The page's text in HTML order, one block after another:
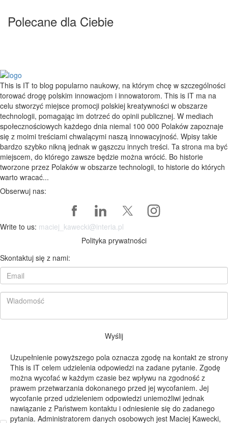
Polecane dla Ciebie
This is IT to blog popularno naukowy, na którym chcę w szczególności
torować drogę polskim innowacjom i innowatorom. This is IT ma na
celu stworzyć miejsce promocji polskiej kreatywności w obszarze
technologii, pomagając im dotrzeć do opinii publicznej. W mediach
społecznościowych każdego dnia niemal 100 000 Polaków zapoznaje
się z moimi treściami chwalącymi naszą innowacyjność. Wpisy takie
bardzo szybko nikną jednak w gąszczu innych treści. Ta strona ma być
miejscem, do którego zawsze będzie można wrócić. Bo historie
tworzone przez Polaków w obszarze technologii, to historie do których
warto wracać...
Obserwuj nas:
Write to us: maciej_kawecki@interia.pl
Polityka prywatności
Skontaktuj się z nami:
Wyślij
Uzupełnienie powyższego pola oznacza zgodę na kontakt ze strony
This is IT celem udzielenia odpowiedzi na zadane pytanie. Zgodę
można wycofać w każdym czasie bez wpływu na zgodność z
prawem przetwarzania dokonanego przed jej wycofaniem. Jej
wycofanie przed udzieleniem odpowiedzi uniemożliwi jednak
nawiązanie z Państwem kontaktu i odniesienie się do zadanego
pytania. Administratorem danych osobowych jest Maciej Kawecki,